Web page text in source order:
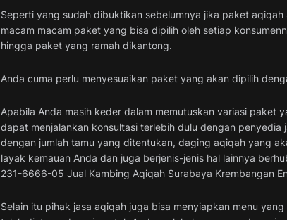
Seperti yang sudah dibuktikan sebelumnya jika paket
macam macam paket yang bisa dipilih oleh setiap
hingga paket yang ramah dikantong.
Anda cuma perlu menyesuaikan paket yang akan dipilih
Apabila Anda masih keder dalam memutuskan variasi paket
dapat menjalankan konsultasi terlebih dulu dengan penyedia
dengan jumlah tamu yang ditentukan, daging aqiqah yang
layak kemauan Anda dan juga berjenis-jenis hal lainnya
231-6666-05 Jual Kambing Aqiqah Surabaya Krembangan
Selain itu pihak jasa aqiqah juga bisa menyiapkan menu